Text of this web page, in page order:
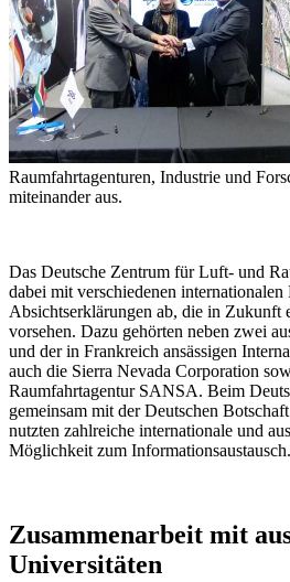
Raumfahrtagenturen, Industrie und
miteinander aus.
Das Deutsche Zentrum für Luft- und
dabei mit verschiedenen internationalen
Absichtserklärungen ab, die in Zukunft
vorsehen. Dazu gehörten neben zwei
und der in Frankreich ansässigen
auch die Sierra Nevada Corporation
Raumfahrtagentur SANSA. Beim
gemeinsam mit der Deutschen
nutzten zahlreiche internationale und
Möglichkeit zum Informationsaustausch.
Zusammenarbeit mit
Universitäten